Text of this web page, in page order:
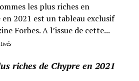
les plus riches en
en 2021 est un tableau exclusif
Forbes. A l’issue de cette...
riches de Chypre en 2021